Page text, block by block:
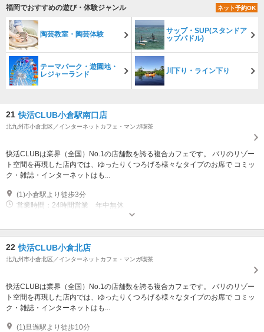
福岡でおすすめの遊び・体験ジャンル ネット予約OK
陶芸教室・陶芸体験
サップ・SUP(スタンドア
ップパドル)
テーマパーク・遊園地・
レジャーランド
川下り・ライン下り
21 快活CLUB小倉駅南口店
北九州市小倉北区／インターネットカフェ・マンガ喫茶
快活CLUBは業界（全国）No.1の店舗数を誇る複合カフェです。 バリのリゾー
ト空間を再現した店内では、ゆったりくつろげる様々なタイプのお席で コミッ
ク・雑誌・インターネットはも...
(1)小倉駅より徒歩3分
営業時間：24時間営業 年中無休
22 快活CLUB小倉北店
北九州市小倉北区／インターネットカフェ・マンガ喫茶
快活CLUBは業界（全国）No.1の店舗数を誇る複合カフェです。 バリのリゾー
ト空間を再現した店内では、ゆったりくつろげる様々なタイプのお席で コミッ
ク・雑誌・インターネットはも...
(1)旦過駅より徒歩10分